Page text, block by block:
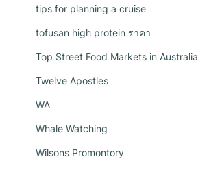
tips for planning a cruise
tofusan high protein ราคา
Top Street Food Markets in Australia
Twelve Apostles
WA
Whale Watching
Wilsons Promontory